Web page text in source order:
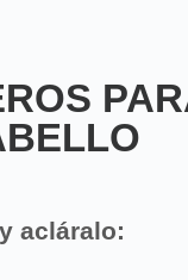
acláralo: